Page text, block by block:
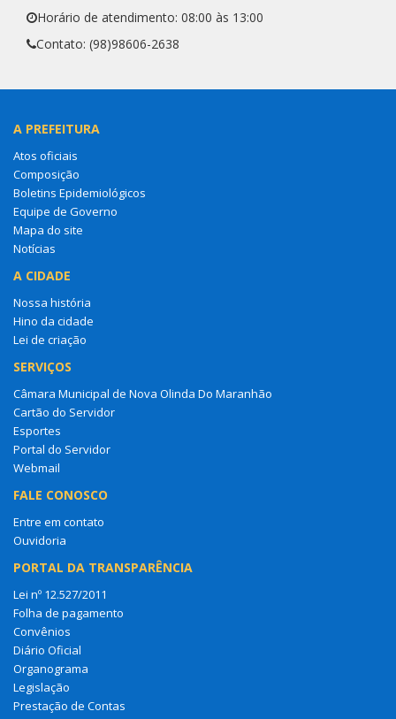
Horário de atendimento: 08:00 às 13:00
Contato: (98)98606-2638
A PREFEITURA
Atos oficiais
Composição
Boletins Epidemiológicos
Equipe de Governo
Mapa do site
Notícias
A CIDADE
Nossa história
Hino da cidade
Lei de criação
SERVIÇOS
Câmara Municipal de Nova Olinda Do Maranhão
Cartão do Servidor
Esportes
Portal do Servidor
Webmail
FALE CONOSCO
Entre em contato
Ouvidoria
PORTAL DA TRANSPARÊNCIA
Lei nº 12.527/2011
Folha de pagamento
Convênios
Diário Oficial
Organograma
Legislação
Prestação de Contas